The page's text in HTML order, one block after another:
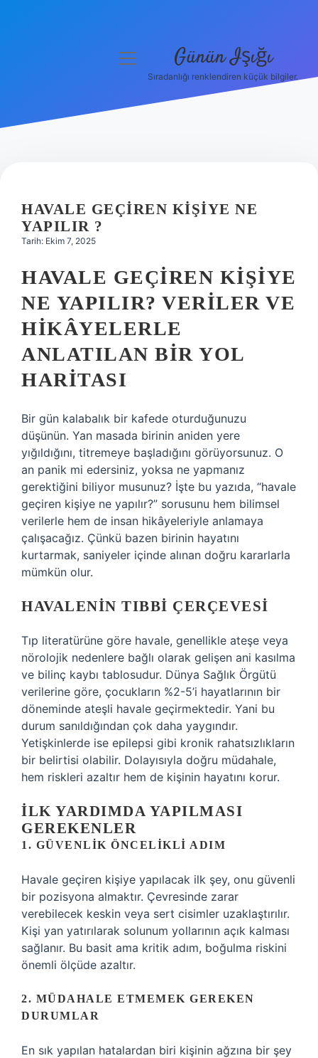
Hakkımızda
menüyü
Günün Işığı
Sıradanlığı renklendiren küçük bilgiler.
HAVALE GEÇIREN KIŞIYE NE
YAPILIR ?
Tarih: Ekim 7, 2025
HAVALE GEÇIREN KIŞIYE
NE YAPILIR? VERILER VE
HIKÂYELERLE
ANLATILAN BIR YOL
HARITASI
Bir gün kalabalık bir kafede oturduğunuzu
düşünün. Yan masada birinin aniden yere
yığıldığını, titremeye başladığını görüyorsunuz. O
an panik mi edersiniz, yoksa ne yapmanız
gerektiğini biliyor musunuz? İşte bu yazıda, “havale
geçiren kişiye ne yapılır?” sorusunu hem bilimsel
verilerle hem de insan hikâyeleriyle anlamaya
çalışacağız. Çünkü bazen birinin hayatını
kurtarmak, saniyeler içinde alınan doğru kararlarla
mümkün olur.
HAVALENIN TIBBI ÇERÇEVESI
Tıp literatürüne göre havale, genellikle ateşe veya
nörolojik nedenlere bağlı olarak gelişen ani kasılma
ve bilinç kaybı tablosudur. Dünya Sağlık Örgütü
verilerine göre, çocukların %2-5’i hayatlarının bir
döneminde ateşli havale geçirmektedir. Yani bu
durum sanıldığından çok daha yaygındır.
Yetişkinlerde ise epilepsi gibi kronik rahatsızlıkların
bir belirtisi olabilir. Dolayısıyla doğru müdahale,
hem riskleri azaltır hem de kişinin hayatını korur.
İLK YARDIMDA YAPILMASI
GEREKENLER
1. GÜVENLIK ÖNCELIKLI ADIM
Havale geçiren kişiye yapılacak ilk şey, onu güvenli
bir pozisyona almaktır. Çevresinde zarar
verebilecek keskin veya sert cisimler uzaklaştırılır.
Kişi yan yatırılarak solunum yollarının açık kalması
sağlanır. Bu basit ama kritik adım, boğulma riskini
önemli ölçüde azaltır.
2. MÜDAHALE ETMEMEK GEREKEN
DURUMLAR
En sık yapılan hatalardan biri kişinin ağzına bir şey